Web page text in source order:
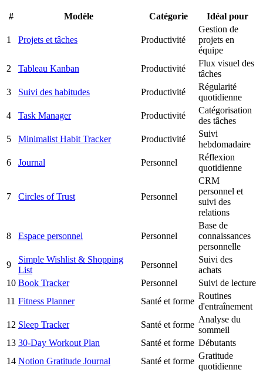
# Modèle Catégorie Idéal pour
1 Projets et tâches Productivité
Gestion de
projets en
équipe
2
Tableau Kanban Productivité
Flux visuel des
tâches
3
Suivi des habitudes Productivité
Régularité
quotidienne
4
Task Manager Productivité
Catégorisation
des tâches
5
Minimalist Habit Tracker Productivité
Suivi
hebdomadaire
6
Journal Personnel
Réflexion
quotidienne
7 Circles of Trust Personnel
CRM
personnel et
suivi des
relations
8 Espace personnel Personnel
Base de
connaissances
personnelle
9
Simple Wishlist & Shopping
List
Personnel
Suivi des
achats
10 Book Tracker Personnel
Suivi de lecture
11 Fitness Planner Santé et forme
Routines
d'entraînement
12 Sleep Tracker Santé et forme
Analyse du
sommeil
13 30-Day Workout Plan Santé et forme Débutants
14 Notion Gratitude Journal Santé et forme
Gratitude
quotidienne